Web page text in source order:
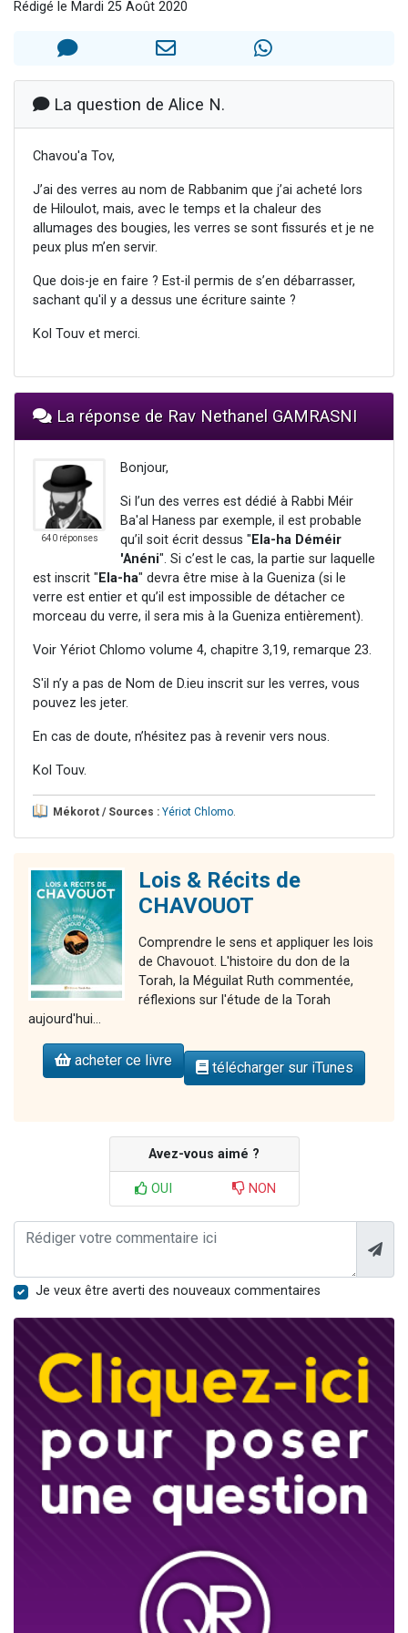
12 nouvelles musiques dans Torah-Box Music
2 personnes viennent de nous rejoindre sur WhatsApp
Rédigé le Mardi 25 Août 2020
La question de Alice N.
Chavou'a Tov,
J’ai des verres au nom de Rabbanim que j’ai acheté lors
de Hiloulot, mais, avec le temps et la chaleur des
allumages des bougies, les verres se sont fissurés et je ne
peux plus m’en servir.
Que dois-je en faire ? Est-il permis de s’en débarrasser,
sachant qu'il y a dessus une écriture sainte ?
Kol Touv et merci.
La réponse de Rav Nethanel GAMRASNI
640 réponses
Bonjour,
Si l’un des verres est dédié à Rabbi Méir
Ba'al Haness par exemple, il est probable
qu’il soit écrit dessus "Ela-ha Déméir
'Anéni". Si c’est le cas, la partie sur laquelle
est inscrit "Ela-ha" devra être mise à la Gueniza (si le
verre est entier et qu’il est impossible de détacher ce
morceau du verre, il sera mis à la Gueniza entièrement).
Voir Yériot Chlomo volume 4, chapitre 3,19, remarque 23.
S'il n’y a pas de Nom de D.ieu inscrit sur les verres, vous
pouvez les jeter.
En cas de doute, n’hésitez pas à revenir vers nous.
Kol Touv.
Mékorot / Sources : Yériot Chlomo.
Lois & Récits de
CHAVOUOT
Comprendre le sens et appliquer les lois
de Chavouot. L'histoire du don de la
Torah, la Méguilat Ruth commentée,
réflexions sur l'étude de la Torah
aujourd'hui...
acheter ce livre télécharger sur iTunes
Avez-vous aimé ?
OUI NON
Je veux être averti des nouveaux commentaires